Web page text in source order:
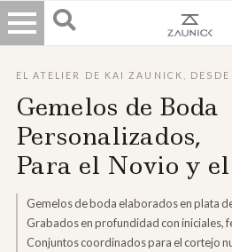
EL ATELIER DE KAI ZAUNICK,
Gemelos de Boda
Personalizados,
Para el Novio y
Gemelos de boda elaborados en plata
Grabados en profundidad con iniciales,
Conjuntos coordinados para el cortejo